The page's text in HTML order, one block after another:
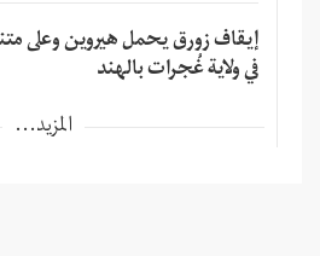
إيقاف زورق يحمل هيروين وعلى
في ولاية غُجرات بالهند
المزيد...